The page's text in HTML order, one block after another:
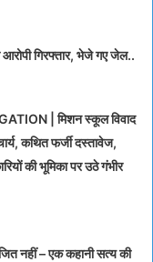
गिरफ्तार, भेजे गए जेल..
| मिशन स्कूल विवाद
कथित फर्जी दस्तावेज,
की भूमिका पर उठे गंभीर
नहीं – एक कहानी सत्य की